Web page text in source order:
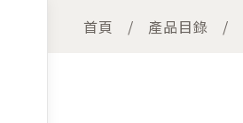
首頁 產品目錄